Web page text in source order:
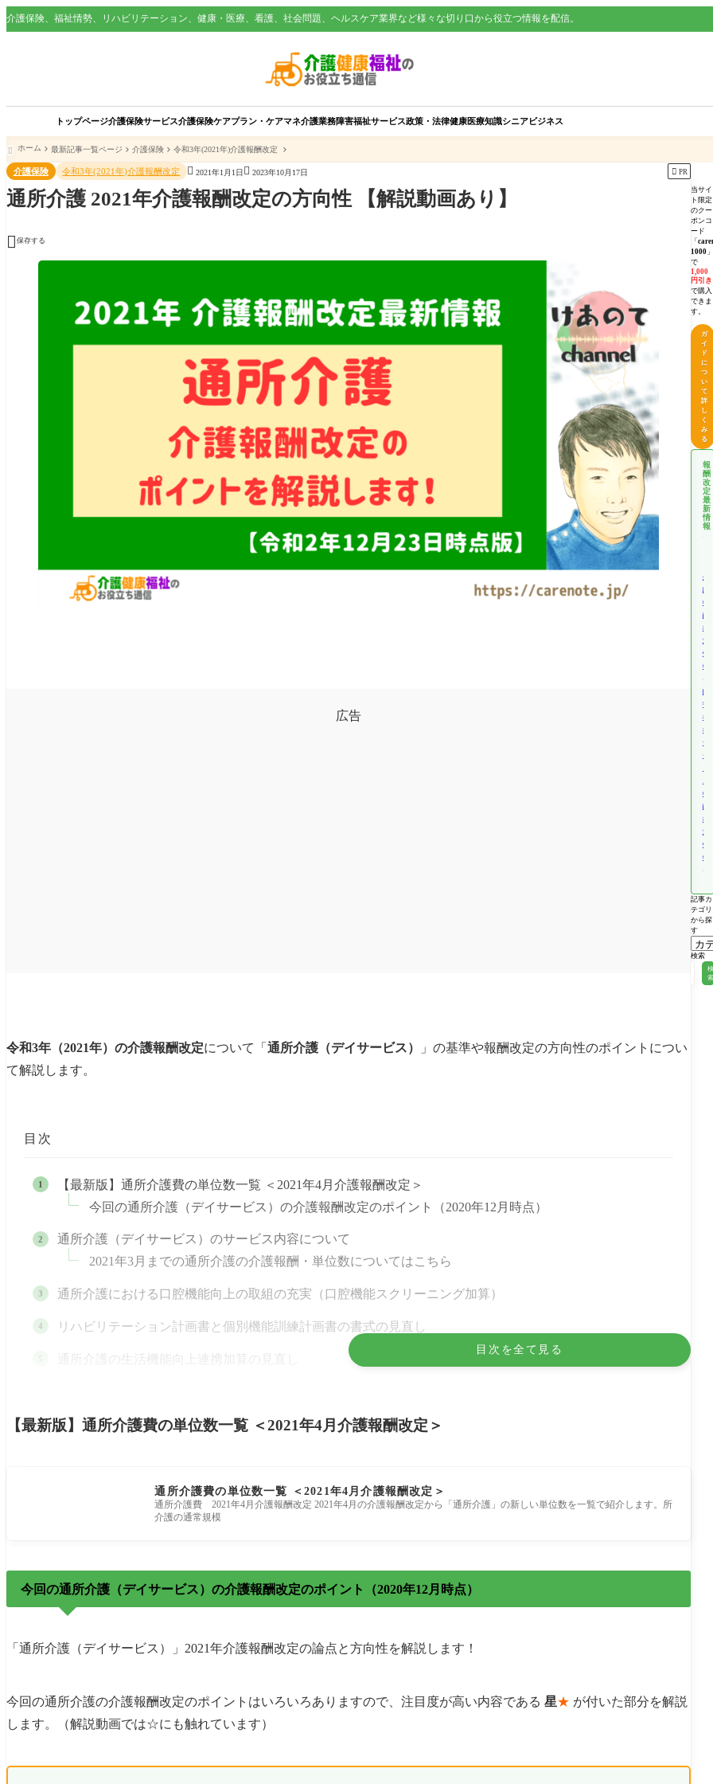
介護保険、福祉情勢、リハビリテーション、健康・医療、看護、社会問題、ヘルスケア業界など様々な切り口から役立つ情報を配信。
トップページ介護保険サービス介護保険ケアプラン・ケアマネ介護業務障害福祉サービス政策・法律健康医療知識シニアビジネス
 ホーム 最新記事一覧ページ 介護保険 令和3年(2021年)介護報酬改定
介護保険 令和3年(2021年)介護報酬改定  2021年1月1日  2023年10月17日  PR
通所介護 2021年介護報酬改定の方向性 【解説動画あり】
 保存する
広告
令和3年（2021年）の介護報酬改定について「 通所介護（デイサービス）
」の基準や報酬改定の方向性のポイントについ
て解説します。
目次
目次を全て見る
【最新版】通所介護費の単位数一覧 ＜2021年4月介護報酬改定＞
今回の通所介護（デイサービス）の介護報酬改定のポイント（2020年12月時点）
通所介護（デイサービス）のサービス内容について
2021年3月までの通所介護の介護報酬・単位数についてはこちら
通所介護における口腔機能向上の取組の充実（口腔機能スクリーニング加算）
リハビリテーション計画書と個別機能訓練計画書の書式の見直し
通所介護の生活機能向上連携加算の見直し
通所介護の入浴介助加算の見直し
【最新版】通所介護費の単位数一覧 ＜2021年4月介護報酬改定＞
通所介護費の単位数一覧 ＜2021年4月介護報酬改定＞
通所介護費 2021年4月介護報酬改定 2021年4月の介護報酬改定から「通所介護」の新しい単位数を一覧で紹介します。所
介護の通常規模
今回の通所介護（デイサービス）の介護報酬改定のポイント（2020年12月時点）
「通所介護（デイサービス）」2021年介護報酬改定の論点と方向性を解説します！
今回の通所介護の介護報酬改定のポイントはいろいろありますので、注目度が高い内容である 星★ が付いた部分を解説
します。（解説動画では☆にも触れています）
当サイ
ト限定
のクー
ポンコ
ード
「
1000 」
で
1,000
円引き
で購入
できま
す。
ガ
イ
ド
に
つ
い
て
詳
し
く
み
る
報
酬
改
定
最
新
情
報
介
護
報
酬
改
定
情
報
害
福
祉
サ
ー
ス
報
酬
改
定
情
報
記事カ
テゴリ
から探
す
検索
検
索